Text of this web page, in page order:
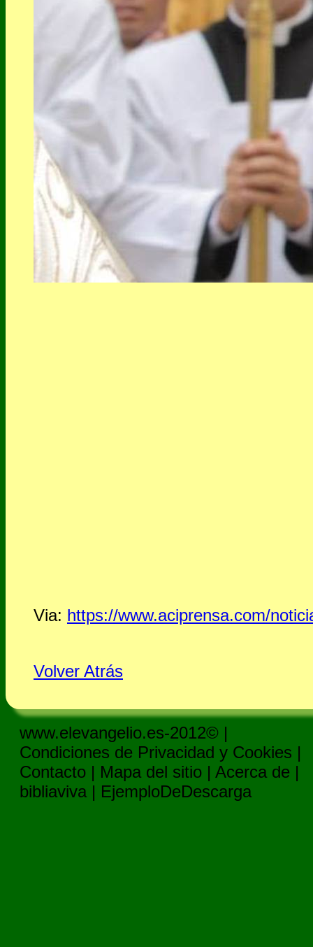
Via: https://www.aciprensa.com/
Volver Atrás
www.elevangelio.es-2012© |
Condiciones de Privacidad y Cookies |
Contacto | Mapa del sitio | Acerca de |
bibliaviva | EjemploDeDescarga